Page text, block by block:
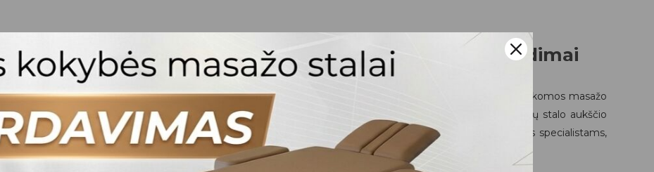
masažo stalai | Profesionalūs terapiniai sprendimai
masažo stalaiyra puikus pasirinkimas masažo profesionalams, kurie ieško patikimos ir lengvai pritaikomos masažo
Šie stalai pasižymi aukščiausios kokybės hidrauliniu aukščio reguliavimu, kuris užtikrina lengvą ir sklandų stalo aukščio
pagal paciento poreikius. Profesionalūs terapiniai sprendimaiskirti tiek masažo, tiek fizioterapijos specialistams,
komfortą ir efektyvumą atliekant įvairias procedūras.